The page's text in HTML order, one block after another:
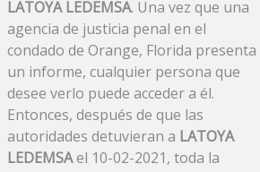
LATOYA LEDEMSA. Una vez que una
agencia de justicia penal en el
condado de Orange, Florida presenta
un informe, cualquier persona que
desee verlo puede acceder a él.
Entonces, después de que las
autoridades detuvieran a LATOYA
LEDEMSAel 10-02-2021, toda la